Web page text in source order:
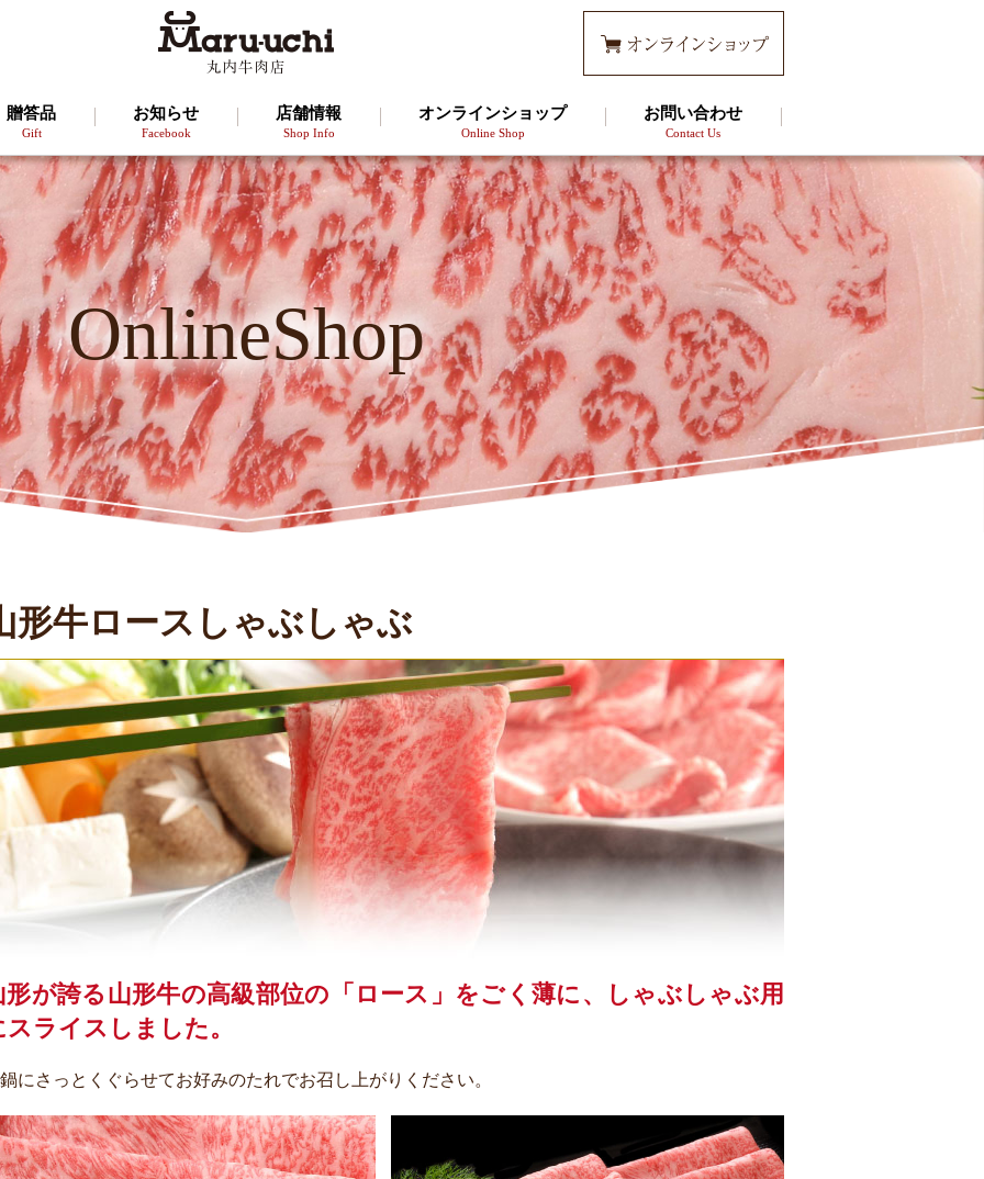
贈答品
Gift
お知らせ
Facebook
店舗情報
Shop Info
オンラインショップ
Online Shop
お問い合わせ
Contact Us
OnlineShop
形牛ロースしゃぶしゃぶ
形が誇る山形牛の高級部位の「ロース」をごく薄に、しゃぶしゃぶ用
スライスしました。
にさっとくぐらせてお好みのたれでお召し上がりください。